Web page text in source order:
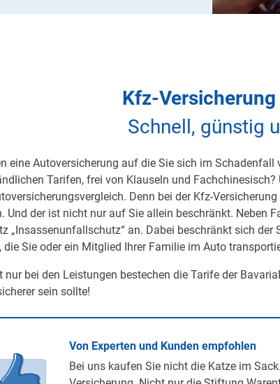
Kfz-
Schnell, günstig
eine Autoversicherung auf die Sie sich im
Tarifen, frei von Klauseln und
Denn bei der Kfz-
Und der ist nicht nur auf Sie allein beschränkt. Neben
„Insassenunfallschutz“ an. Dabei beschränkt sich
die Sie oder ein Mitglied Ihrer Familie im Auto
nur bei den Leistungen bestechen die Tarife der
sein sollte!
Von Experten und Kunden empfohlen
Bei uns kaufen Sie nicht die Katze im